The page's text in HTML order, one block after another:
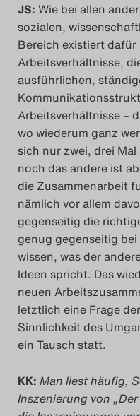
JS: Wie bei allen
sozialen,
Bereich existiert dafür
Arbeitsverhältnisse,
ausführlichen,
Arbeitsverhältnisse –
wo wiederum ganz
sich nur zwei, drei
noch das andere ist
die Zusammenarbeit
nämlich vor allem
gegenseitig die
genug gegenseitig
wissen, was der
Ideen spricht. Das
neuen
letztlich eine Frage
Sinnlichkeit des
ein Tausch statt.
KK: Man liest häufig,
Inszenierung von